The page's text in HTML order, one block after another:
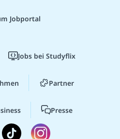
Jobportal
Jobs bei Studyflix
Partner
Presse